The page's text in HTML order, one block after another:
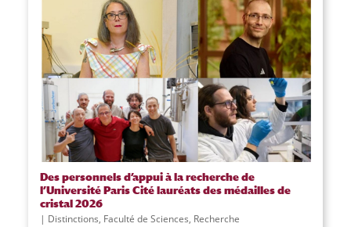
Des personnels d’appui à la recherche de
l’Université Paris Cité lauréats des médailles de
cristal 2026
Distinctions, Faculté de Sciences, Recherche